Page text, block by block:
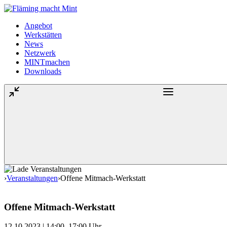
Angebot
Werkstätten
News
Netzwerk
MINTmachen
Downloads
›Veranstaltungen›Offene Mitmach-Werkstatt
Offene Mitmach-Werkstatt